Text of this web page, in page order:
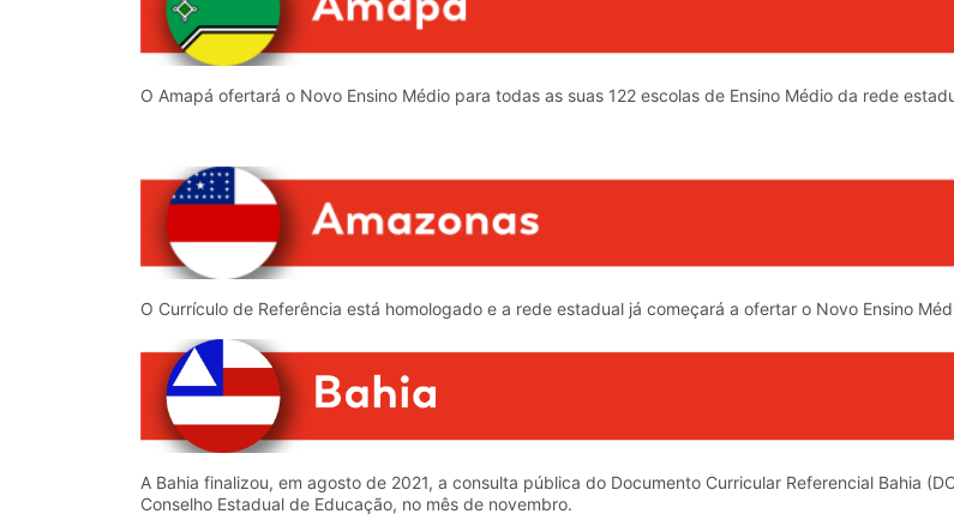
O Amapá ofertará o Novo Ensino Médio para todas as suas 122 escolas de Ensino Médio da rede
O Currículo de Referência está homologado e a rede estadual já começará a ofertar o Novo Ensino
A Bahia finalizou, em agosto de 2021, a consulta pública do Documento Curricular Referencial Bahia
Conselho Estadual de Educação, no mês de novembro.